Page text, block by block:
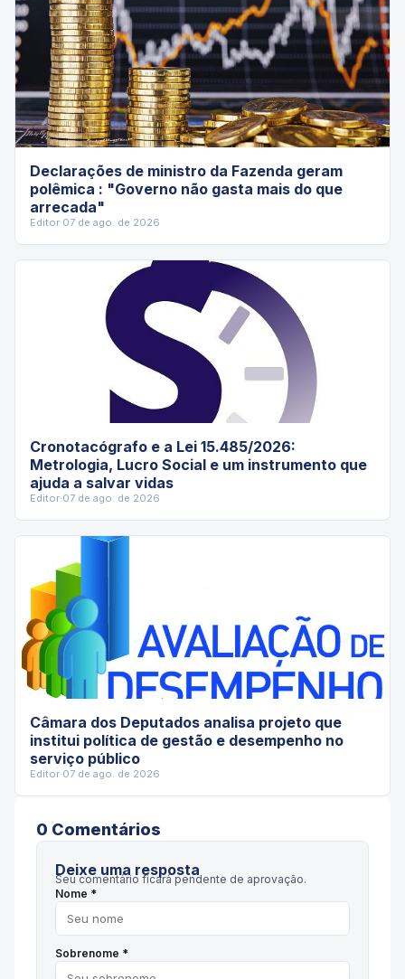
Declarações de ministro da Fazenda geram
polêmica : "Governo não gasta mais do que
arrecada"
Editor·07 de ago. de 2026
Cronotacógrafo e a Lei 15.485/2026:
Metrologia, Lucro Social e um instrumento que
ajuda a salvar vidas
Editor·07 de ago. de 2026
Câmara dos Deputados analisa projeto que
institui política de gestão e desempenho no
serviço público
Editor·07 de ago. de 2026
0 Comentários
Deixe uma resposta
Seu comentário ficará pendente de aprovação.
Nome *
Sobrenome *